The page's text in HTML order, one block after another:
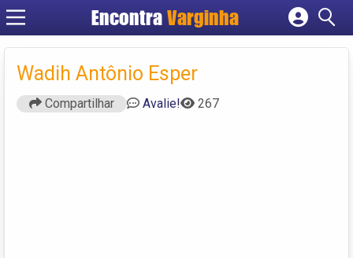
EncontraVarginha
Cadastrar empresa
Criar conta
Wadih Antônio Esper
Compartilhar Avalie! 267